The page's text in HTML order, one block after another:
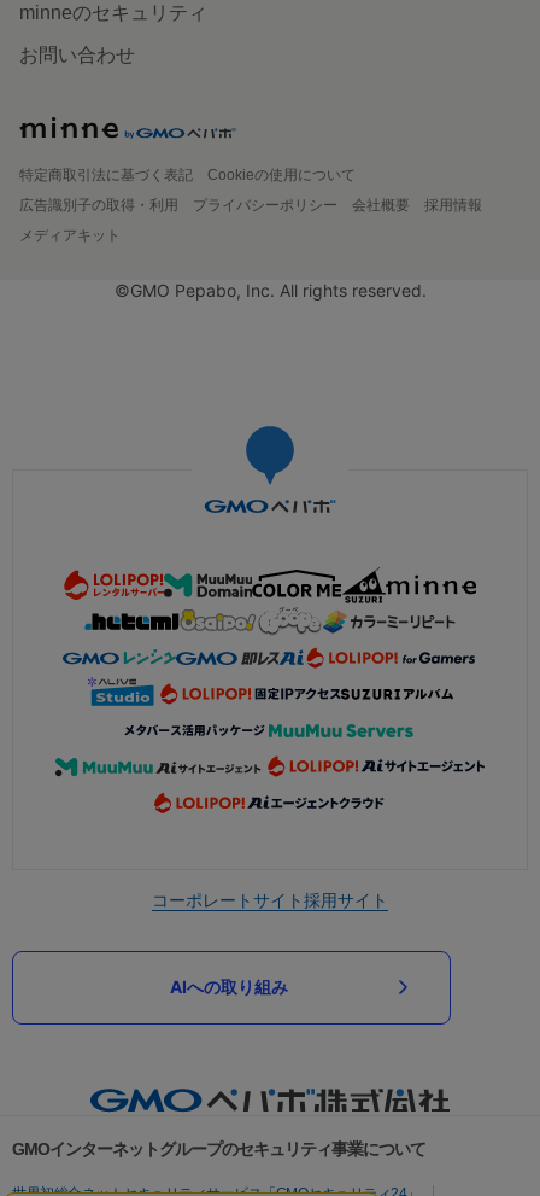
minneのセキュリティ
お問い合わせ
特定商取引法に基づく表記
Cookieの使用について
広告識別子の取得・利用
プライバシーポリシー 会社概要
採用情報
メディアキット
©GMO Pepabo, Inc. All rights reserved.
コーポレートサイト採用サイト
AIへの取り組み
GMOインターネットグループのセキュリティ事業について